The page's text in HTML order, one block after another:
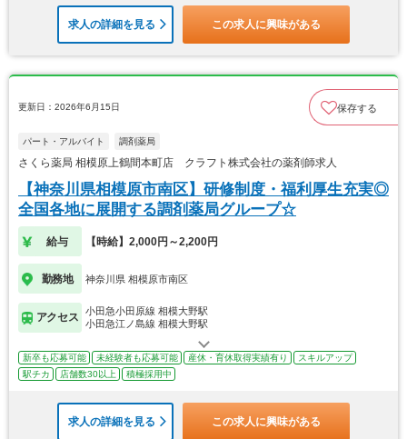
求人の詳細を見る この求人に興味がある
更新日：2026年6月15日 保存する
パート・アルバイト 調剤薬局
さくら薬局 相模原上鶴間本町店 クラフト株式会社の薬剤師求人
【神奈川県相模原市南区】研修制度・福利厚生充実◎
全国各地に展開する調剤薬局グループ☆
給与 【時給】2,000円～2,200円
勤務地 神奈川県 相模原市南区
アクセス
小田急小田原線 相模大野駅
小田急江ノ島線 相模大野駅
新卒も応募可能 未経験者も応募可能 産休・育休取得実績有り
スキルアップ
駅チカ
店舗数30以上 積極採用中
求人の詳細を見る この求人に興味がある